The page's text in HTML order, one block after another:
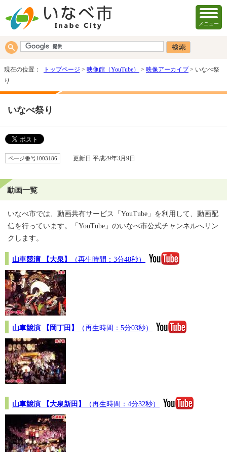
メニュー
現在の位置： トップページ > 映像館（YouTube） > 映像アーカイブ > いなべ祭
り
いなべ祭り
ページ番号1003186 更新日 平成29年3月9日
動画一覧
いなべ市では、動画共有サービス「YouTube」を利用して、動画配
信を行っています。「YouTube」のいなべ市公式チャンネルへリン
クします。
山車競演 【大泉】 （再生時間：3分48秒）
山車競演 【岡丁田】 （再生時間：5分03秒）
山車競演 【大泉新田】 （再生時間：4分32秒）